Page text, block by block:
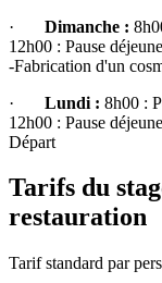
· Dimanche​ :
12h00 : Pause
-Fabrication d'un
· Lundi : 8h00 :
12h00 : Pause
Départ
Tarifs du
restauration
Tarif standard par